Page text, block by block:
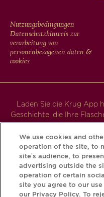
FOOTER
MENU
Nutzungsbedingungen
Datenschutzhinweis zur
verarbeitung von
personenbezogenen daten &
cookies
Laden Sie die Krug App
Geschichte, die Ihre
We use cookies and
operation of the site, to
site’s audience, to
advertising outside the
operation of certain
site you agree to our
our Privacy Policy. To